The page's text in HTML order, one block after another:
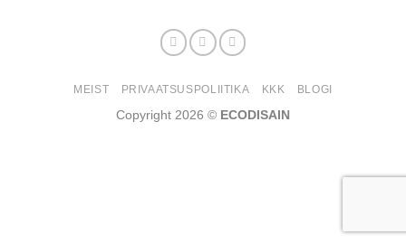
MEIST PRIVAATSUSPOLIITIKA KKK BLOGI
Copyright 2026 © ECODISAIN